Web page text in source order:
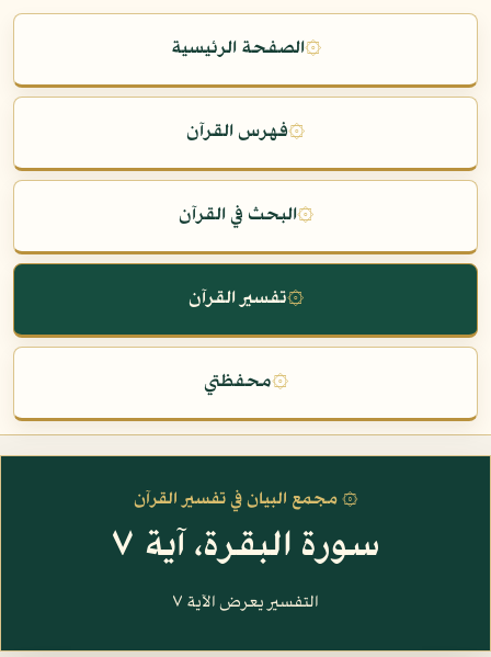
۞الصفحة الرئيسية
۞فهرس القرآن
۞البحث في القرآن
۞تفسير القرآن
۞محفظتي
۞ مجمع البيان في تفسير القرآن
سورة البقرة، آية ٧
التفسير يعرض الآية ٧